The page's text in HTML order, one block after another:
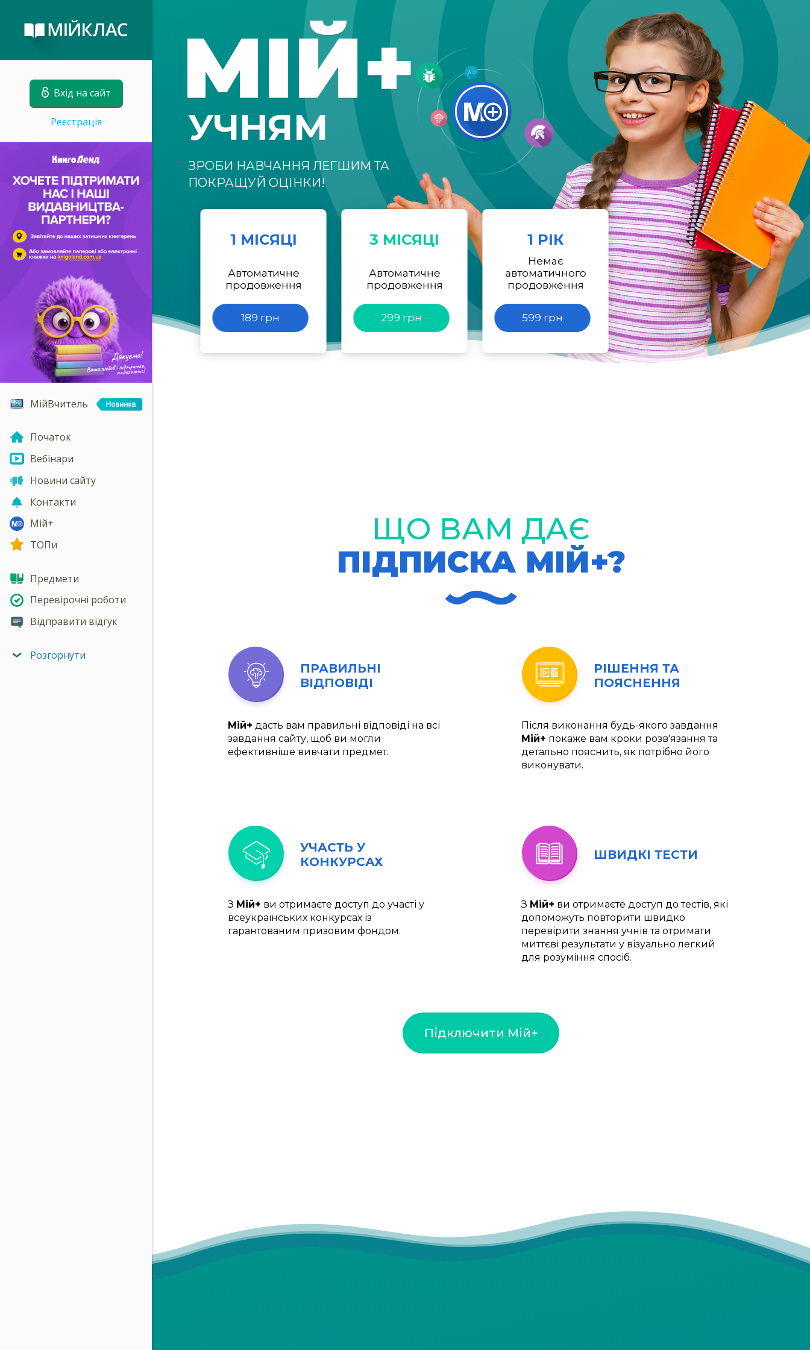
Вхід на сайт
Реєстрація
МійВчитель
Початок
Вебінари
Новини сайту
Контакти
Мій+
ТОПи
Предмети
Перевірочні роботи
Відправити відгук
Розгорнути
МІЙ+
УЧНЯМ
ЗРОБИ НАВЧАННЯ ЛЕГШИМ ТА
ПОКРАЩУЙ ОЦІНКИ!
1 МІСЯЦІ
Автоматичне
продовження
189 грн
3 МІСЯЦІ
Автоматичне
продовження
299 грн
1 РІК
Немає
автоматичного
продовження
599 грн
ЩО ВАМ ДАЄ
ПІДПИСКА МІЙ+?
ПРАВИЛЬНІ
ВІДПОВІДІ
Мій+ дасть вам правильні відповіді на всі
завдання сайту, щоб ви могли
ефективніше вивчати предмет.
РІШЕННЯ ТА
ПОЯСНЕННЯ
Після виконання будь-якого завдання
Мій+ покаже вам кроки розв'язання та
детально пояснить, як потрібно його
виконувати.
УЧАСТЬ У
КОНКУРСАХ
З Мій+ ви отримаєте доступ до участі у
всеукраїнських конкурсах із
гарантованим призовим фондом.
ШВИДКІ ТЕСТИ
З Мій+ ви отримаєте доступ до тестів, які
допоможуть повторити швидко
перевірити знання учнів та отримати
миттєві результати у візуально легкий
для розуміння спосіб.
Підключити Мій+